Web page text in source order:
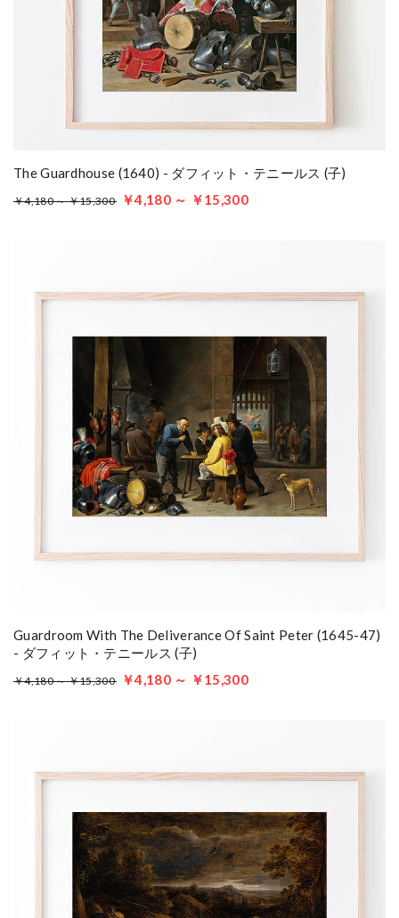
The Guardhouse (1640) - ダフィット・テニールス (子)
￥4,180 ～ ￥15,300 ￥4,180 ～ ￥15,300
Guardroom With The Deliverance Of Saint Peter (1645-47)
- ダフィット・テニールス (子)
￥4,180 ～ ￥15,300 ￥4,180 ～ ￥15,300